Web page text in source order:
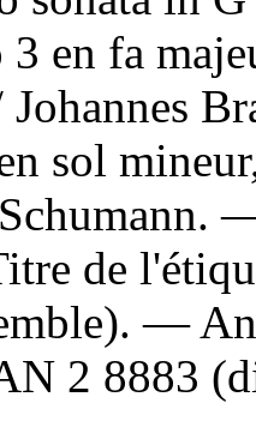
3 en fa
sol
de
—
2 8883